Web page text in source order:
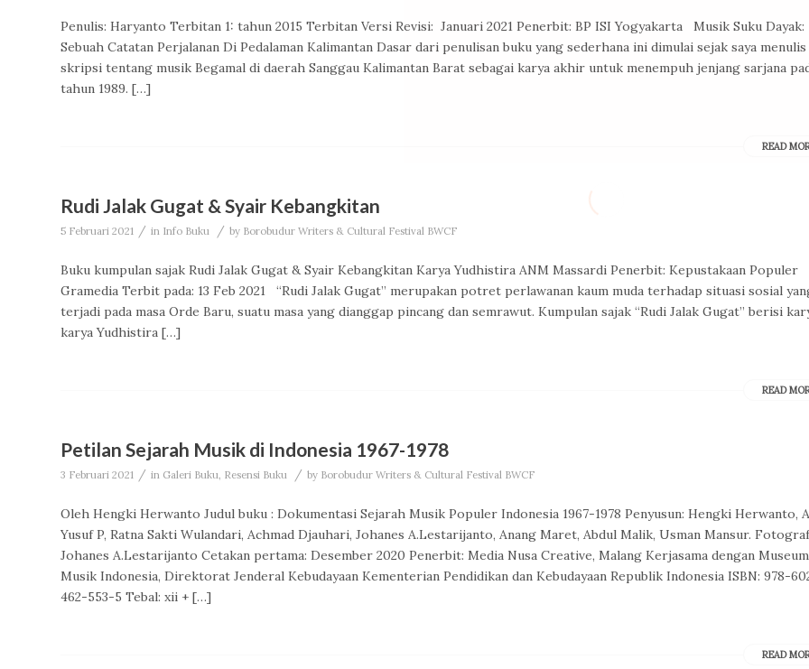
Penulis: Haryanto Terbitan 1: tahun 2015 Terbitan Versi Revisi: Januari 2021 Penerbit: BP ISI Yogyakarta Musik Suku Dayak:
Sebuah Catatan Perjalanan Di Pedalaman Kalimantan Dasar dari penulisan buku yang sederhana ini dimulai sejak saya menulis
skripsi tentang musik Begamal di daerah Sanggau Kalimantan Barat sebagai karya akhir untuk menempuh jenjang sarjana
tahun 1989. […]
READ
Rudi Jalak Gugat & Syair Kebangkitan
5 Februari 2021 / in Info Buku / by Borobudur Writers & Cultural Festival BWCF
Buku kumpulan sajak Rudi Jalak Gugat & Syair Kebangkitan Karya Yudhistira ANM Massardi Penerbit: Kepustakaan Populer
Gramedia Terbit pada: 13 Feb 2021 “Rudi Jalak Gugat” merupakan potret perlawanan kaum muda terhadap situasi sosial
terjadi pada masa Orde Baru, suatu masa yang dianggap pincang dan semrawut. Kumpulan sajak “Rudi Jalak Gugat” berisi
karya Yudhistira […]
READ
Petilan Sejarah Musik di Indonesia 1967-1978
3 Februari 2021 / in Galeri Buku, Resensi Buku / by Borobudur Writers & Cultural Festival BWCF
Oleh Hengki Herwanto Judul buku : Dokumentasi Sejarah Musik Populer Indonesia 1967-1978 Penyusun: Hengki Herwanto,
Yusuf P, Ratna Sakti Wulandari, Achmad Djauhari, Johanes A.Lestarijanto, Anang Maret, Abdul Malik, Usman Mansur.
Johanes A.Lestarijanto Cetakan pertama: Desember 2020 Penerbit: Media Nusa Creative, Malang Kerjasama dengan Museum
Musik Indonesia, Direktorat Jenderal Kebudayaan Kementerian Pendidikan dan Kebudayaan Republik Indonesia ISBN: 978-
462-553-5 Tebal: xii + […]
READ